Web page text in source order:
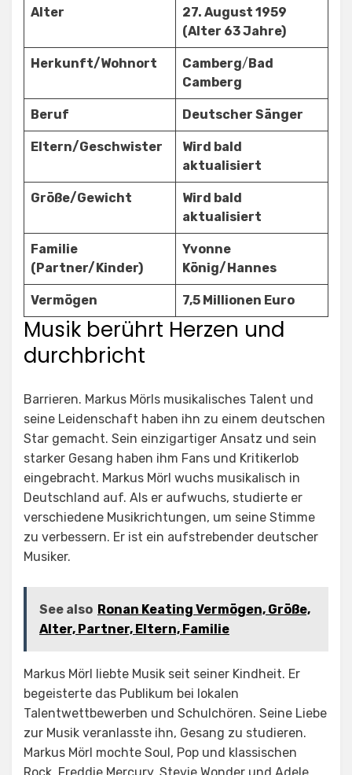
Alter
27. August 1959
(Alter 63 Jahre)
Herkunft/Wohnort Camberg/Bad
Camberg
Beruf Deutscher Sänger
Eltern/Geschwister
Wird bald
aktualisiert
Größe/Gewicht
Wird bald
aktualisiert
Familie
(Partner/Kinder)
Yvonne
König/Hannes
Vermögen 7,5 Millionen Euro
Musik berührt Herzen und
durchbricht
Barrieren. Markus Mörls musikalisches Talent und
seine Leidenschaft haben ihn zu einem deutschen
Star gemacht. Sein einzigartiger Ansatz und sein
starker Gesang haben ihm Fans und Kritikerlob
eingebracht. Markus Mörl wuchs musikalisch in
Deutschland auf. Als er aufwuchs, studierte er
verschiedene Musikrichtungen, um seine Stimme
zu verbessern. Er ist ein aufstrebender deutscher
Musiker.
See also Ronan Keating Vermögen, Größe,
Alter, Partner, Eltern, Familie
Markus Mörl liebte Musik seit seiner Kindheit. Er
begeisterte das Publikum bei lokalen
Talentwettbewerben und Schulchören. Seine Liebe
zur Musik veranlasste ihn, Gesang zu studieren.
Markus Mörl mochte Soul, Pop und klassischen